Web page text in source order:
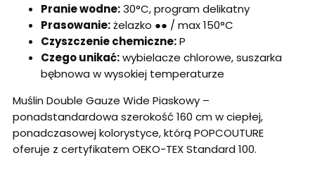
Pranie wodne:30°C, program delikatny
Prasowanie:żelazko ●● / max 150°C
Czyszczenie chemiczne:P
Czego unikać:wybielacze chlorowe, suszarka
bębnowa w wysokiej temperaturze
Muślin Double Gauze Wide Piaskowy –
ponadstandardowa szerokość 160 cm w ciepłej,
ponadczasowej kolorystyce, którą POPCOUTURE
oferuje z certyfikatem OEKO-TEX Standard 100.